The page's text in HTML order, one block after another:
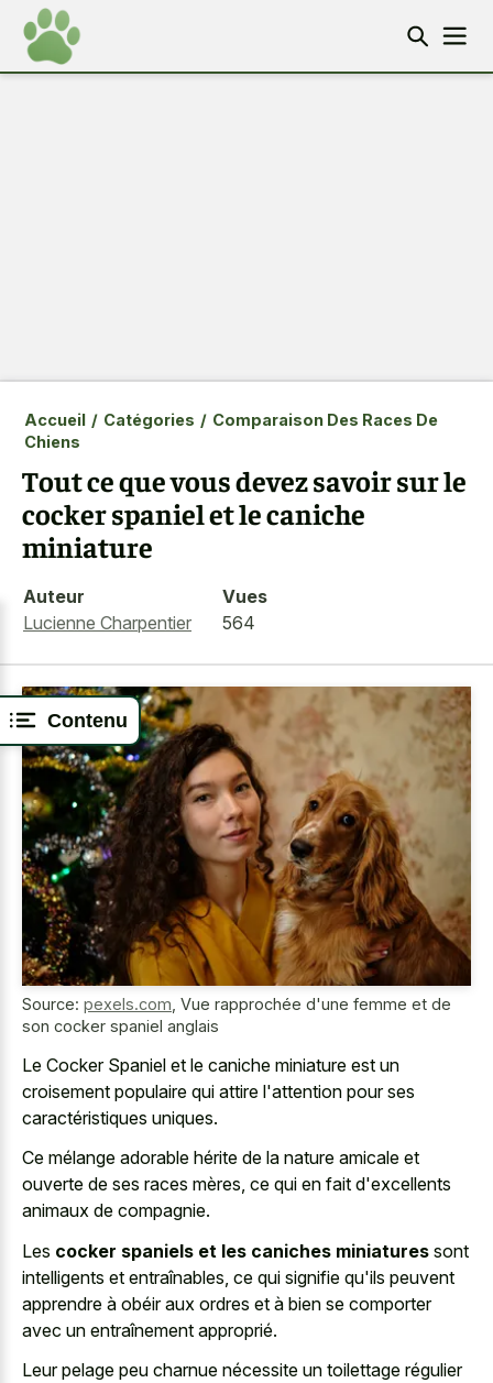
Contenu
Accueil / Catégories / Comparaison Des Races De
Chiens
Tout ce que vous devez savoir sur le
cocker spaniel et le caniche
miniature
Auteur
Lucienne Charpentier
Vues
564
Source: pexels.com Vue rapprochée d'une femme et de
son cocker spaniel anglais
Le Cocker Spaniel et le caniche miniature est un
croisement populaire qui attire l'attention pour ses
caractéristiques uniques.
Ce mélange adorable hérite de la nature amicale et
ouverte de ses races mères, ce qui en fait d'excellents
animaux de compagnie.
Les cocker spaniels et les caniches miniatures sont
intelligents et entraînables, ce qui signifie qu'ils peuvent
apprendre à obéir aux ordres et à bien se comporter
avec un entraînement approprié.
Leur pelage peu charnue nécessite un toilettage régulier